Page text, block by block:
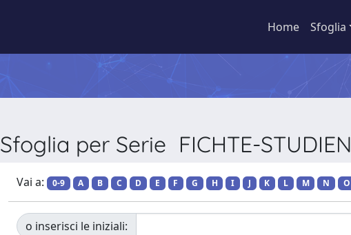
Home Sfoglia
Sfoglia per Serie FICHTE-STUDIEN
Vai a: 0-9 A B C D E F G H I J K L M N O
o inserisci le iniziali: